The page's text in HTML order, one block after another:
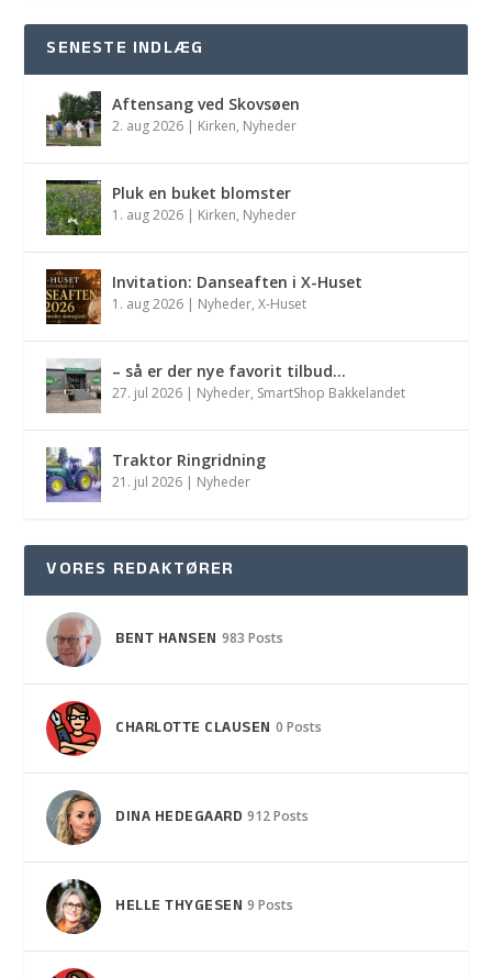
SENESTE INDLÆG
Aftensang ved Skovsøen
2. aug 2026 | Kirken, Nyheder
Pluk en buket blomster
1. aug 2026 | Kirken, Nyheder
Invitation: Danseaften i X-Huset
1. aug 2026 | Nyheder,X-Huset
– så er der nye favorit tilbud…
27. jul 2026 | Nyheder, SmartShop Bakkelandet
Traktor Ringridning
21. jul 2026 | Nyheder
VORES REDAKTØRER
BENT HANSEN 983 Posts
CHARLOTTE CLAUSEN 0 Posts
DINA HEDEGAARD 912 Posts
HELLE THYGESEN 9 Posts